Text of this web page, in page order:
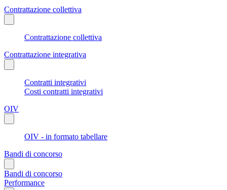
Contrattazione collettiva
Contrattazione collettiva
Contrattazione integrativa
Contratti integrativi
Costi contratti integrativi
OIV
OIV - in formato tabellare
Bandi di concorso
Bandi di concorso
Performance